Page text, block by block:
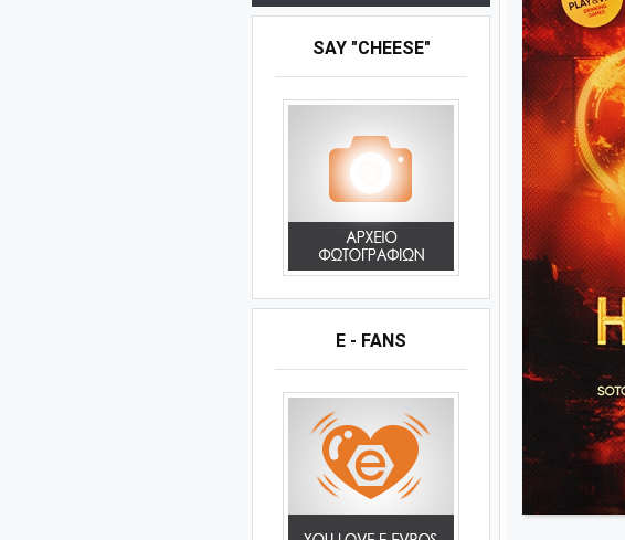
SAY "CHEESE"
E - FANS